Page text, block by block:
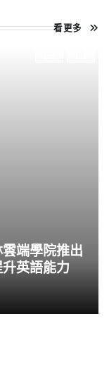
看更多
端學院推出
英語能力